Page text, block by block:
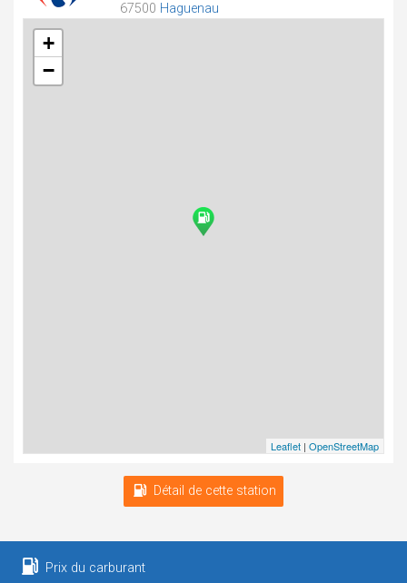
67500 Haguenau
+
−
Leaflet | OpenStreetMap
Détail de cette station
Prix du carburant